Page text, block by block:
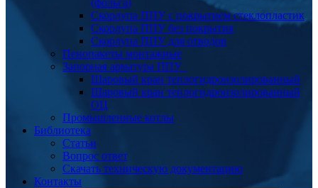
(фольга)
Скорлупа ППУ с покрытием стеклопластик
Скорлупа ППУ без покрытия
Скорлупа ППУ для отводов
Пенопакеты монтажные
Запорная арматура ППУ
Шаровый кран теплогидроизолированный
Шаровый кран теплогидроизолированный
ОЦ
Промышленные котлы
Библиотека
Статьи
Вопрос ответ
Скачать техническую документацию
Контакты